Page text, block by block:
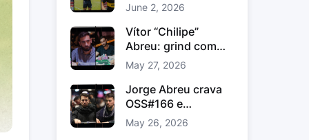
comunidade e
ligação fora das
mesas
June 2, 2026
Vítor “Chilipe”
Abreu: grind com
método, estudo e
volume inteligente
May 27, 2026
Jorge Abreu crava
OSS#166 e
conquista prémio
gordo na WPN
May 26, 2026